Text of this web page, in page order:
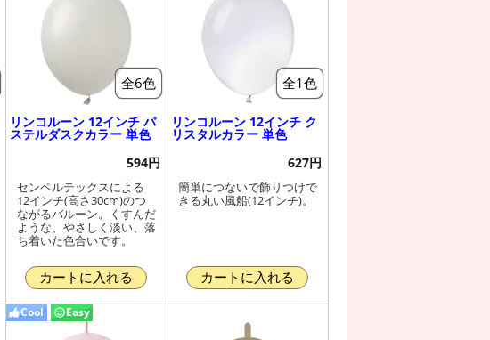
全6色
リンコルーン 12インチ パ
ステルダスクカラー 単色
594円
センペルテックスによる
12インチ(高さ30cm)のつ
ながるバルーン。くすんだ
ような、やさしく淡い、落
ち着いた色合いです。
カートに入れる
全1色
リンコルーン 12インチ ク
リスタルカラー 単色
627円
簡単につないで飾りつけで
きる丸い風船(12インチ)。
カートに入れる
Cool Easy